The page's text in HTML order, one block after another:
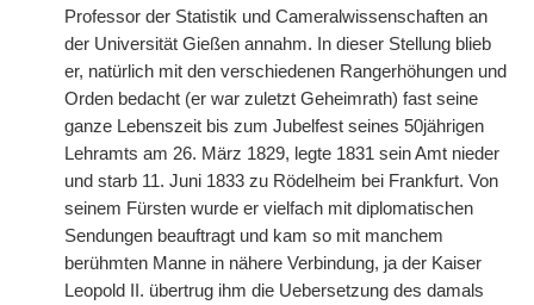
Professor der Statistik und Cameralwissenschaften an
der Universität Gießen annahm. In dieser Stellung blieb
er, natürlich mit den verschiedenen Rangerhöhungen und
Orden bedacht (er war zuletzt Geheimrath) fast seine
ganze Lebenszeit bis zum Jubelfest seines 50jährigen
Lehramts am 26. März 1829, legte 1831 sein Amt nieder
und starb 11. Juni 1833 zu Rödelheim bei Frankfurt. Von
seinem Fürsten wurde er vielfach mit diplomatischen
Sendungen beauftragt und kam so mit manchem
berühmten Manne in nähere Verbindung, ja der Kaiser
Leopold II. übertrug ihm die Uebersetzung des damals